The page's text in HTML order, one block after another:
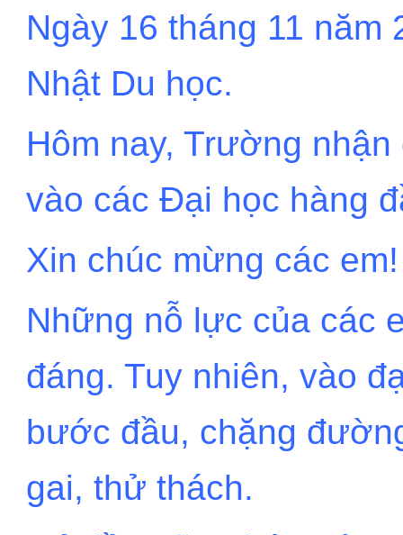
Ngày 16 tháng 11
Nhật Du học.
Hôm nay, Trường
vào các Đại học hàng
Xin chúc mừng các em!
Những nỗ lực của các
đáng. Tuy nhiên, vào
bước đầu, chặng
gai, thử thách.